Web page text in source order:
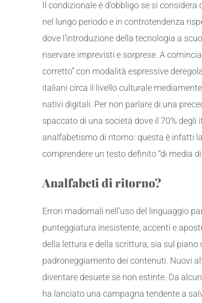
Il condizionale è d’obbligo se si
nel lungo periodo e in controtendenza
dove l’introduzione della tecnologia a
riservare imprevisti e sorprese. A
corretto” con modalità espressive
italiani circa il livello culturale
nativi digitali. Per non parlare di una
spaccato di una società dove il 70%
analfabetismo di ritorno: questa è infatti
comprendere un testo definito “di media
Analfabeti di ritorno?
Errori madornali nell’uso del linguaggio
punteggiatura inesistente, accenti e
della lettura e della scrittura, sia sul
padroneggiamento dei contenuti. Nuovi
diventare desuete se non estinte. Da
ha lanciato una campagna tendente a